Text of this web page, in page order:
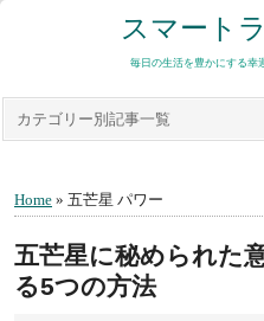
スマート
毎日の生活を豊かにする幸
カテゴリー別記事一覧
Home » 五芒星 パワー
五芒星に秘められた
る5つの方法